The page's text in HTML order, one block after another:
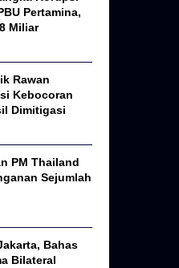
Pertamina,
Miliar
Rawan
Kebocoran
Dimitigasi
PM Thailand
Sejumlah
Bahas
Bilateral